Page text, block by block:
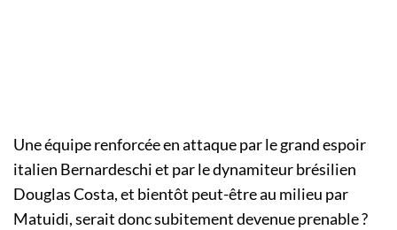
Une équipe renforcée en attaque par le grand espoir
italien Bernardeschi et par le dynamiteur brésilien
Douglas Costa, et bientôt peut-être au milieu par
Matuidi, serait donc subitement devenue prenable ?